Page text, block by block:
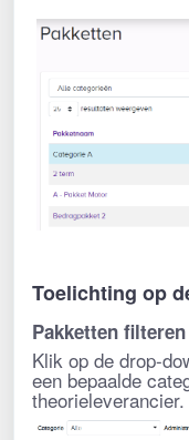
Toelichting op
Pakketten filteren
Klik op de drop-
een bepaalde
theorieleverancier.